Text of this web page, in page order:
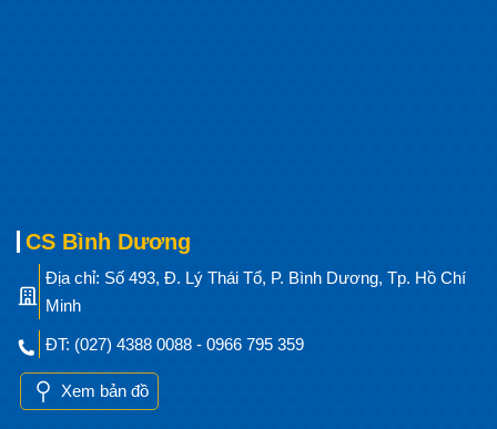
CS Bình Dương
Địa chỉ: Số 493, Đ. Lý Thái Tổ, P. Bình Dương, Tp. Hồ Chí
Minh
ĐT: (027) 4388 0088 - 0966 795 359
Xem bản đồ